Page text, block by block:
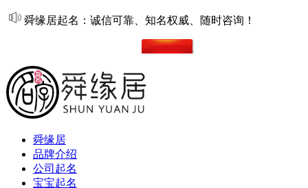
舜缘居起名：诚信可靠、知名权威、随时咨询！
舜缘居
品牌介绍
公司起名
宝宝起名